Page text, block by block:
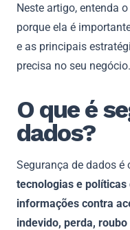
Neste artigo, entenda
porque ela é
e as principais
precisa no seu
O que é
dados?
Segurança de dados é
tecnologias e
informações contra
indevido, perda,